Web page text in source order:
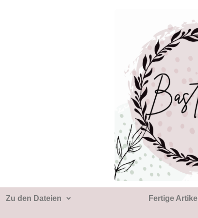
Zu den Dateien Fertige Artikel